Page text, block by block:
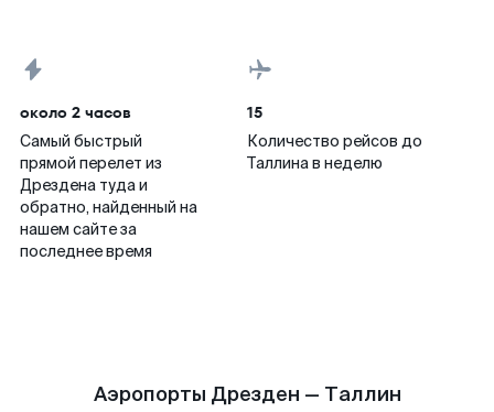
около 2 часов
Самый быстрый
прямой перелет из
Дрездена туда и
обратно, найденный на
нашем сайте за
последнее время
15
Количество рейсов до
Таллина в неделю
Аэропорты Дрезден — Таллин